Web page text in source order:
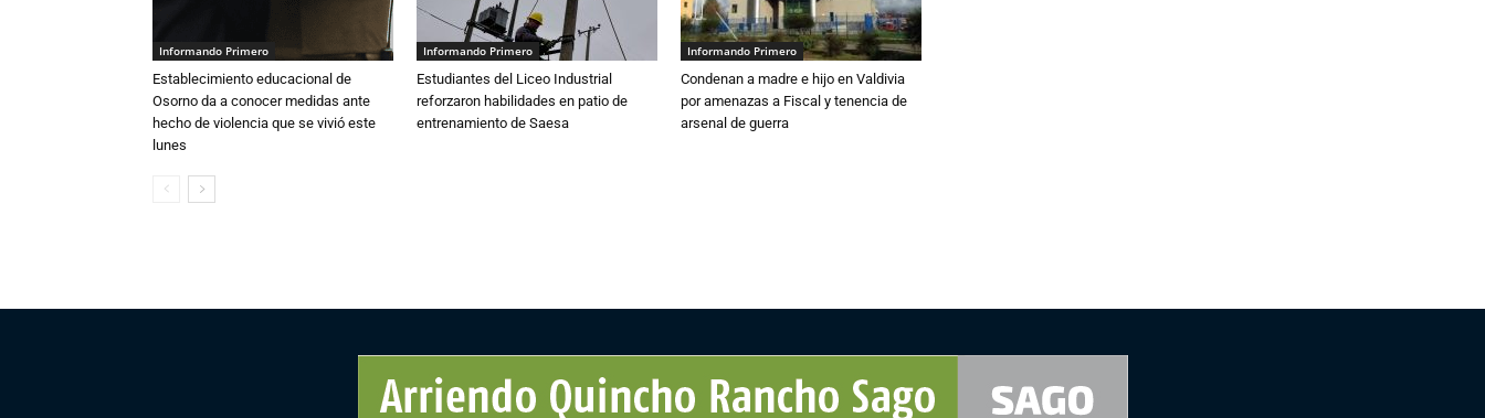
Informando Primero
Establecimiento educacional de
Osorno da a conocer medidas ante
hecho de violencia que se vivió este
lunes
Informando Primero
Estudiantes del Liceo Industrial
reforzaron habilidades en patio de
entrenamiento de Saesa
Informando Primero
Condenan a madre e hijo en Valdivia
por amenazas a Fiscal y tenencia de
arsenal de guerra